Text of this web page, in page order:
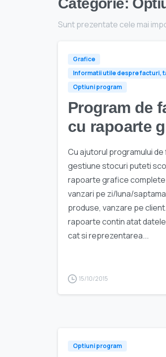
Sunt prezentate cele mai
Grafice
Informatii utile despre facturi,
Optiuni program
Program de
cu rapoarte
Cu ajutorul programului
gestiune stocuri puteti
rapoarte grafice complete
vanzari pe zi/luna/
produse, vanzare pe
rapoarte contin atat
cat si reprezentarea...
15/10/2015
Optiuni program